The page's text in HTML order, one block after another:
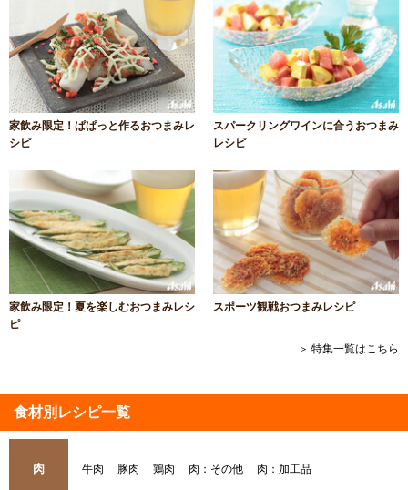
家飲み限定！ぱぱっと作るおつまみレ
シピ
スパークリングワインに合うおつまみ
レシピ
家飲み限定！夏を楽しむおつまみレシ
ピ
スポーツ観戦おつまみレシピ
＞ 特集一覧はこちら
食材別レシピ一覧
肉 牛肉 豚肉 鶏肉 肉：その他 肉：加工品